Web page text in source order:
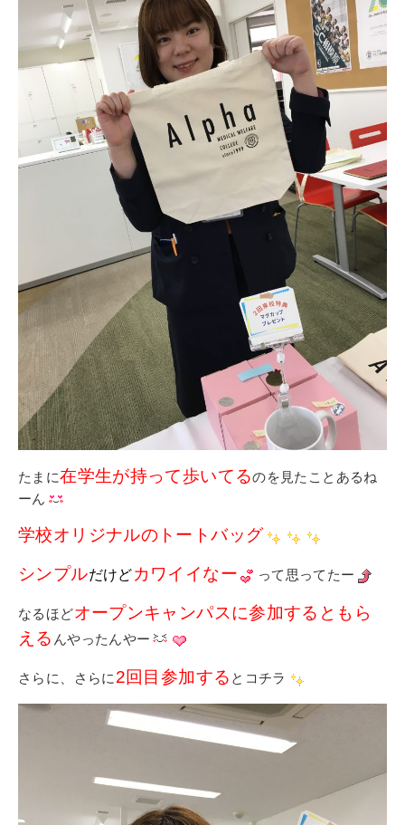
たまに在学生が持って歩いてるのを見たことあるね
ーん
学校オリジナルのトートバッグ
シンプルだけどカワイイなー って思ってたー
なるほどオープンキャンパスに参加するともら
える んやったんやー
さらに、さらに 2回目参加する とコチラ